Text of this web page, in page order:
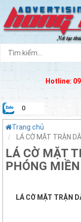
Hotline:
0
Trang chủ
LÁ CỜ MẶT TRẬN
LÁ CỜ MẶT
PHÓNG
LÁ CỜ MẶT TRẬN